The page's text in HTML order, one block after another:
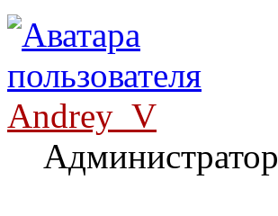
Andrey_V
Администратор